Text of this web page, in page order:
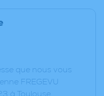
que nous vous
FREGEVU
à Toulouse.